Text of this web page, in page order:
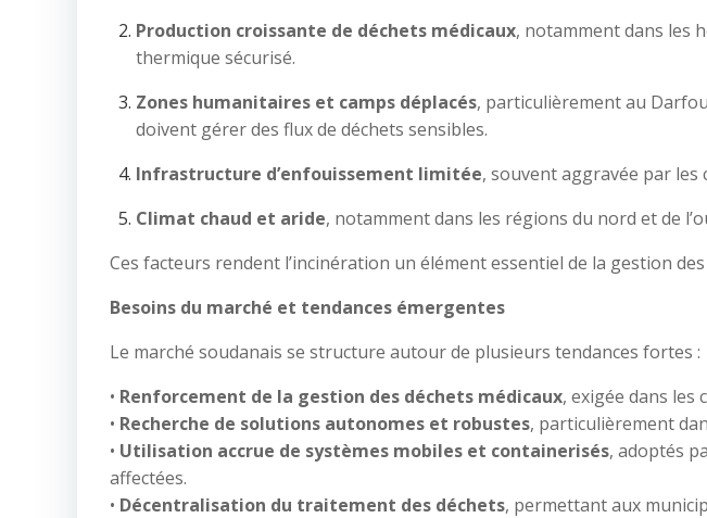
Production croissante de déchets médicaux, notamment dans les
thermique sécurisé.
Zones humanitaires et camps déplacés, particulièrement au
doivent gérer des flux de déchets sensibles.
Infrastructure d’enfouissement limitée, souvent aggravée par
Climat chaud et aride, notamment dans les régions du nord et de
Ces facteurs rendent l’incinération un élément essentiel de la gestion
Besoins du marché et tendances émergentes
Le marché soudanais se structure autour de plusieurs tendances fortes :
• Renforcement de la gestion des déchets médicaux, exigée dans les
• Recherche de solutions autonomes et robustes, particulièrement
• Utilisation accrue de systèmes mobiles et containerisés, adoptés
affectées.
• Décentralisation du traitement des déchets, permettant aux